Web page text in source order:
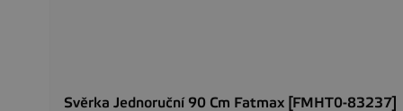
Svěrka Jednoruční 90 Cm Fatmax [FMHT0-83237]